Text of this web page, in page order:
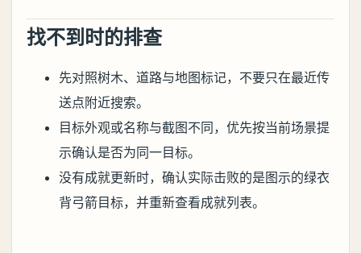
找不到时的排查
先对照树木、道路与地图标记，不要只在最近传
送点附近搜索。
目标外观或名称与截图不同，优先按当前场景提
示确认是否为同一目标。
没有成就更新时，确认实际击败的是图示的绿衣
背弓箭目标，并重新查看成就列表。